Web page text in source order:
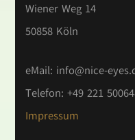
Wiener Weg 14
50858 Köln
eMail: info@nice-
Telefon: +49 221
Impressum